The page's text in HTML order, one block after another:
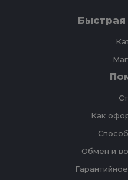
Быстрая
Как
Обмен и